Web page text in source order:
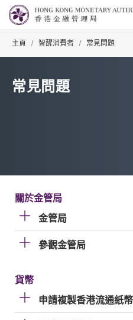
主頁 / 智醒消費者 / 常見問題
常見問題
關於金管局
金管局
參觀金管局
貨幣
申請複製香港流通紙幣